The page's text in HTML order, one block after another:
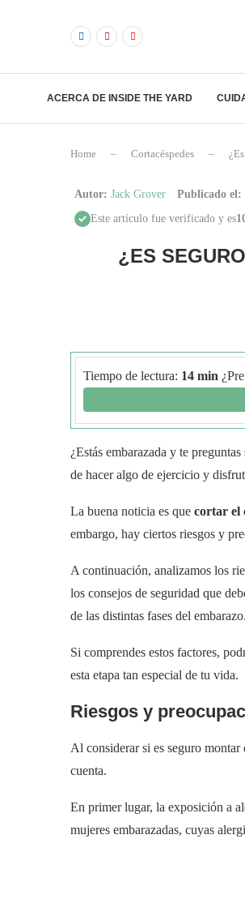
ACERCA DE INSIDE THE YARD
Home – Cortacéspedes –
Autor: Jack Grover Publicado el:
Este artículo fue verificado y es
¿ES
Tiempo de lectura: 14 min
¿Estás embarazada y te
de hacer algo de ejercicio y
La buena noticia es que cortar el
embargo, hay ciertos riesgos y
A continuación, analizamos los
los consejos de seguridad que
de las distintas fases del embarazo.
Si comprendes estos factores,
esta etapa tan especial de tu vida.
Riesgos y
Al considerar si es seguro montar
cuenta.
En primer lugar, la exposición a
mujeres embarazadas, cuyas